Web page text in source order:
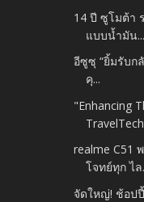
14 ปี ซูโมต้า
แบบน้ำมัน...
อีซูซุ “ยิ้มรับก
คุ...
"Enhancing
TravelTech
realme C51
โจทย์ทุก ไล
จัดใหญ่! ช้อป